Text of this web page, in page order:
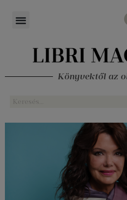
Könyvektől az